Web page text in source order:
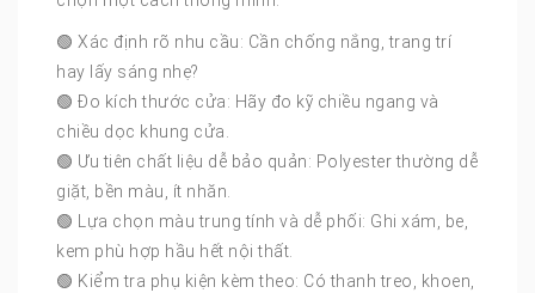
🟢 Xác định rõ nhu cầu: Cần chống nắng, trang trí
hay lấy sáng nhẹ?
🟢 Đo kích thước cửa: Hãy đo kỹ chiều ngang và
chiều dọc khung cửa.
🟢 Ưu tiên chất liệu dễ bảo quản: Polyester thường dễ
giặt, bền màu, ít nhăn.
🟢 Lựa chọn màu trung tính và dễ phối: Ghi xám, be,
kem phù hợp hầu hết nội thất.
🟢 Kiểm tra phụ kiện kèm theo: Có thanh treo, khoen,